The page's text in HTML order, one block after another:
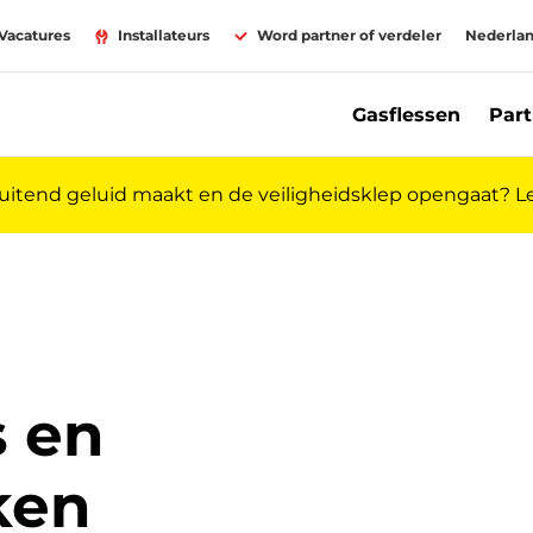
Installateurs Word partner of verdeler
Gasflessen
geluid maakt en de veiligheidsklep opengaat?
en